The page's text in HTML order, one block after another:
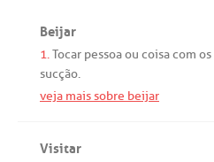
Beijar
1.Tocar pessoaou coisacom os
sucção.
veja mais sobre beijar
Visitar